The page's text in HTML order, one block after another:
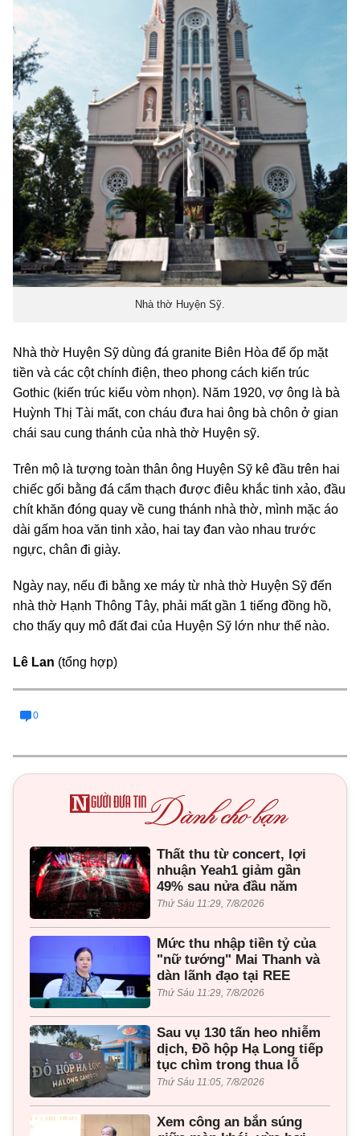
Nhà thờ Huyện Sỹ.
Nhà thờ Huyện Sỹ dùng đá granite Biên Hòa để ốp mặt
tiền và các cột chính điện, theo phong cách kiến trúc
Gothic (kiến trúc kiểu vòm nhọn). Năm 1920, vợ ông là bà
Huỳnh Thị Tài mất, con cháu đưa hai ông bà chôn ở gian
chái sau cung thánh của nhà thờ Huyện sỹ.
Trên mộ là tượng toàn thân ông Huyện Sỹ kê đầu trên hai
chiếc gối bằng đá cẩm thạch được điêu khắc tinh xảo, đầu
chít khăn đóng quay về cung thánh nhà thờ, mình mặc áo
dài gấm hoa văn tinh xảo, hai tay đan vào nhau trước
ngực, chân đi giày.
Ngày nay, nếu đi bằng xe máy từ nhà thờ Huyện Sỹ đến
nhà thờ Hạnh Thông Tây, phải mất gần 1 tiếng đồng hồ,
cho thấy quy mô đất đai của Huyện Sỹ lớn như thế nào.
Lê Lan (tổng hợp)
0
Thất thu từ concert, lợi
nhuận Yeah1 giảm gần
49% sau nửa đầu năm
Thứ Sáu 11:29, 7/8/2026
Mức thu nhập tiền tỷ của
"nữ tướng" Mai Thanh và
dàn lãnh đạo tại REE
Thứ Sáu 11:29, 7/8/2026
Sau vụ 130 tấn heo nhiễm
dịch, Đồ hộp Hạ Long tiếp
tục chìm trong thua lỗ
Thứ Sáu 11:05, 7/8/2026
Xem công an bắn súng